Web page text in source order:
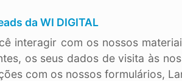
da WI DIGITAL
interagir com os nossos
os seus dados de visita às
com os nossos formulários,